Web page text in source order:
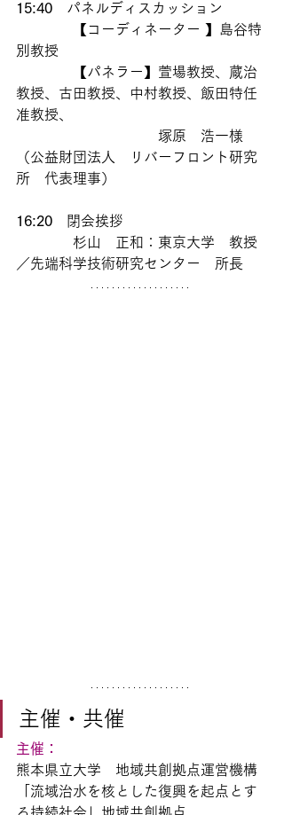
15:40 パネルディスカッション
【コーディネーター 】島谷特
別教授
【パネラー】萱場教授、蔵治
教授、古田教授、中村教授、飯田特任
准教授、
塚原　浩一様
（公益財団法人　リバーフロント研究
所　代表理事）
16:20 閉会挨拶
杉山　正和：東京大学　教授
／先端科学技術研究センター　所長
主催・共催
主催：
熊本県立大学　地域共創拠点運営機構
「流域治水を核とした復興を起点とす